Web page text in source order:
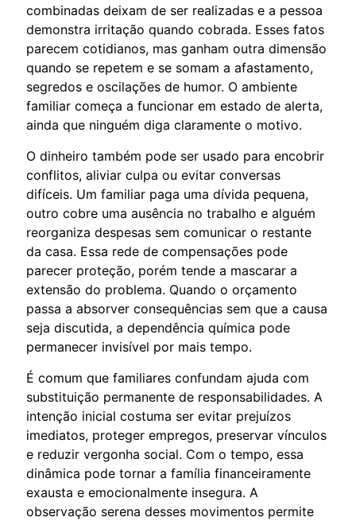
combinadas deixam de ser realizadas e a pessoa
demonstra irritação quando cobrada. Esses fatos
parecem cotidianos, mas ganham outra dimensão
quando se repetem e se somam a afastamento,
segredos e oscilações de humor. O ambiente
familiar começa a funcionar em estado de alerta,
ainda que ninguém diga claramente o motivo.
O dinheiro também pode ser usado para encobrir
conflitos, aliviar culpa ou evitar conversas
difíceis. Um familiar paga uma dívida pequena,
outro cobre uma ausência no trabalho e alguém
reorganiza despesas sem comunicar o restante
da casa. Essa rede de compensações pode
parecer proteção, porém tende a mascarar a
extensão do problema. Quando o orçamento
passa a absorver consequências sem que a causa
seja discutida, a dependência química pode
permanecer invisível por mais tempo.
É comum que familiares confundam ajuda com
substituição permanente de responsabilidades. A
intenção inicial costuma ser evitar prejuízos
imediatos, proteger empregos, preservar vínculos
e reduzir vergonha social. Com o tempo, essa
dinâmica pode tornar a família financeiramente
exausta e emocionalmente insegura. A
observação serena desses movimentos permite